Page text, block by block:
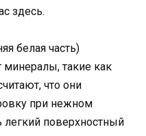
здесь.
белая часть)
такие как
что они
при нежном
легкий поверхностный